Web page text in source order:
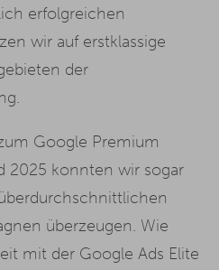
erfolgreichen
wir auf erstklassige
der
Google Premium
2025 konnten wir sogar
überzeugen. Wie
mit der Google Ads Elite